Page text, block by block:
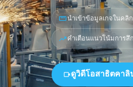
straightenนำเข้าข้อมูลเกจในคลิ
trending_upคำเตือนแนวโน้มการสึ
videocamดูวิดีโอสาธิตคาลิ